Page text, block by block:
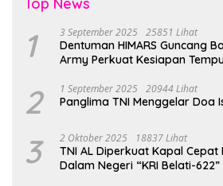
1 3 September 2025 25851 Lihat
Dentuman HIMARS Guncang
Army Perkuat Kesiapan
2 1 September 2025 20944 Lihat
Panglima TNI Menggelar Doa
3 2 Oktober 2025 18837 Lihat
TNI AL Diperkuat Kapal Cepat
Dalam Negeri “KRI Belati-622”